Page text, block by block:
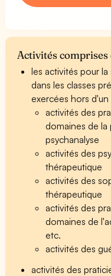
Activités comprises
les activités pour
dans les classes
exercées hors
activités des
domaines de
psychanalyse
activités des
thérapeutique
activités des
thérapeutique
activités des
domaines de
etc.
activités des
activités des